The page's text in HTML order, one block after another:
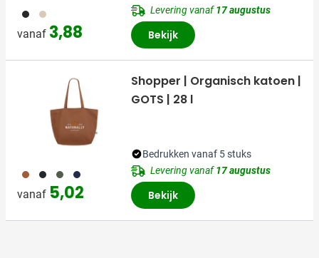
001 311
vanaf 3,88
Levering vanaf17 augustus
Bekijk
011 001 402 536
vanaf 5,02
Shopper | Organisch katoen |
GOTS | 28 l
Bedrukken vanaf 5 stuks
Levering vanaf17 augustus
Bekijk